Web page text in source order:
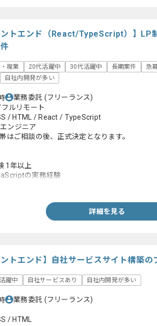
トエンド（React/TypeScript）】LP
複業 20代活躍中 30代活躍中 長期案件
急
自社内開発が多い
業務委託 (フリーランス)
ルリモート
/ HTML / React / TypeScript
ンジニア
はご相談の後、正式決定となります。
1年以上
の実務経験
詳細を見る
ントエンド】自社サービスサイト構築
躍中 自社サービスあり 自社内開発が多い
業務委託 (フリーランス)
/ HTML